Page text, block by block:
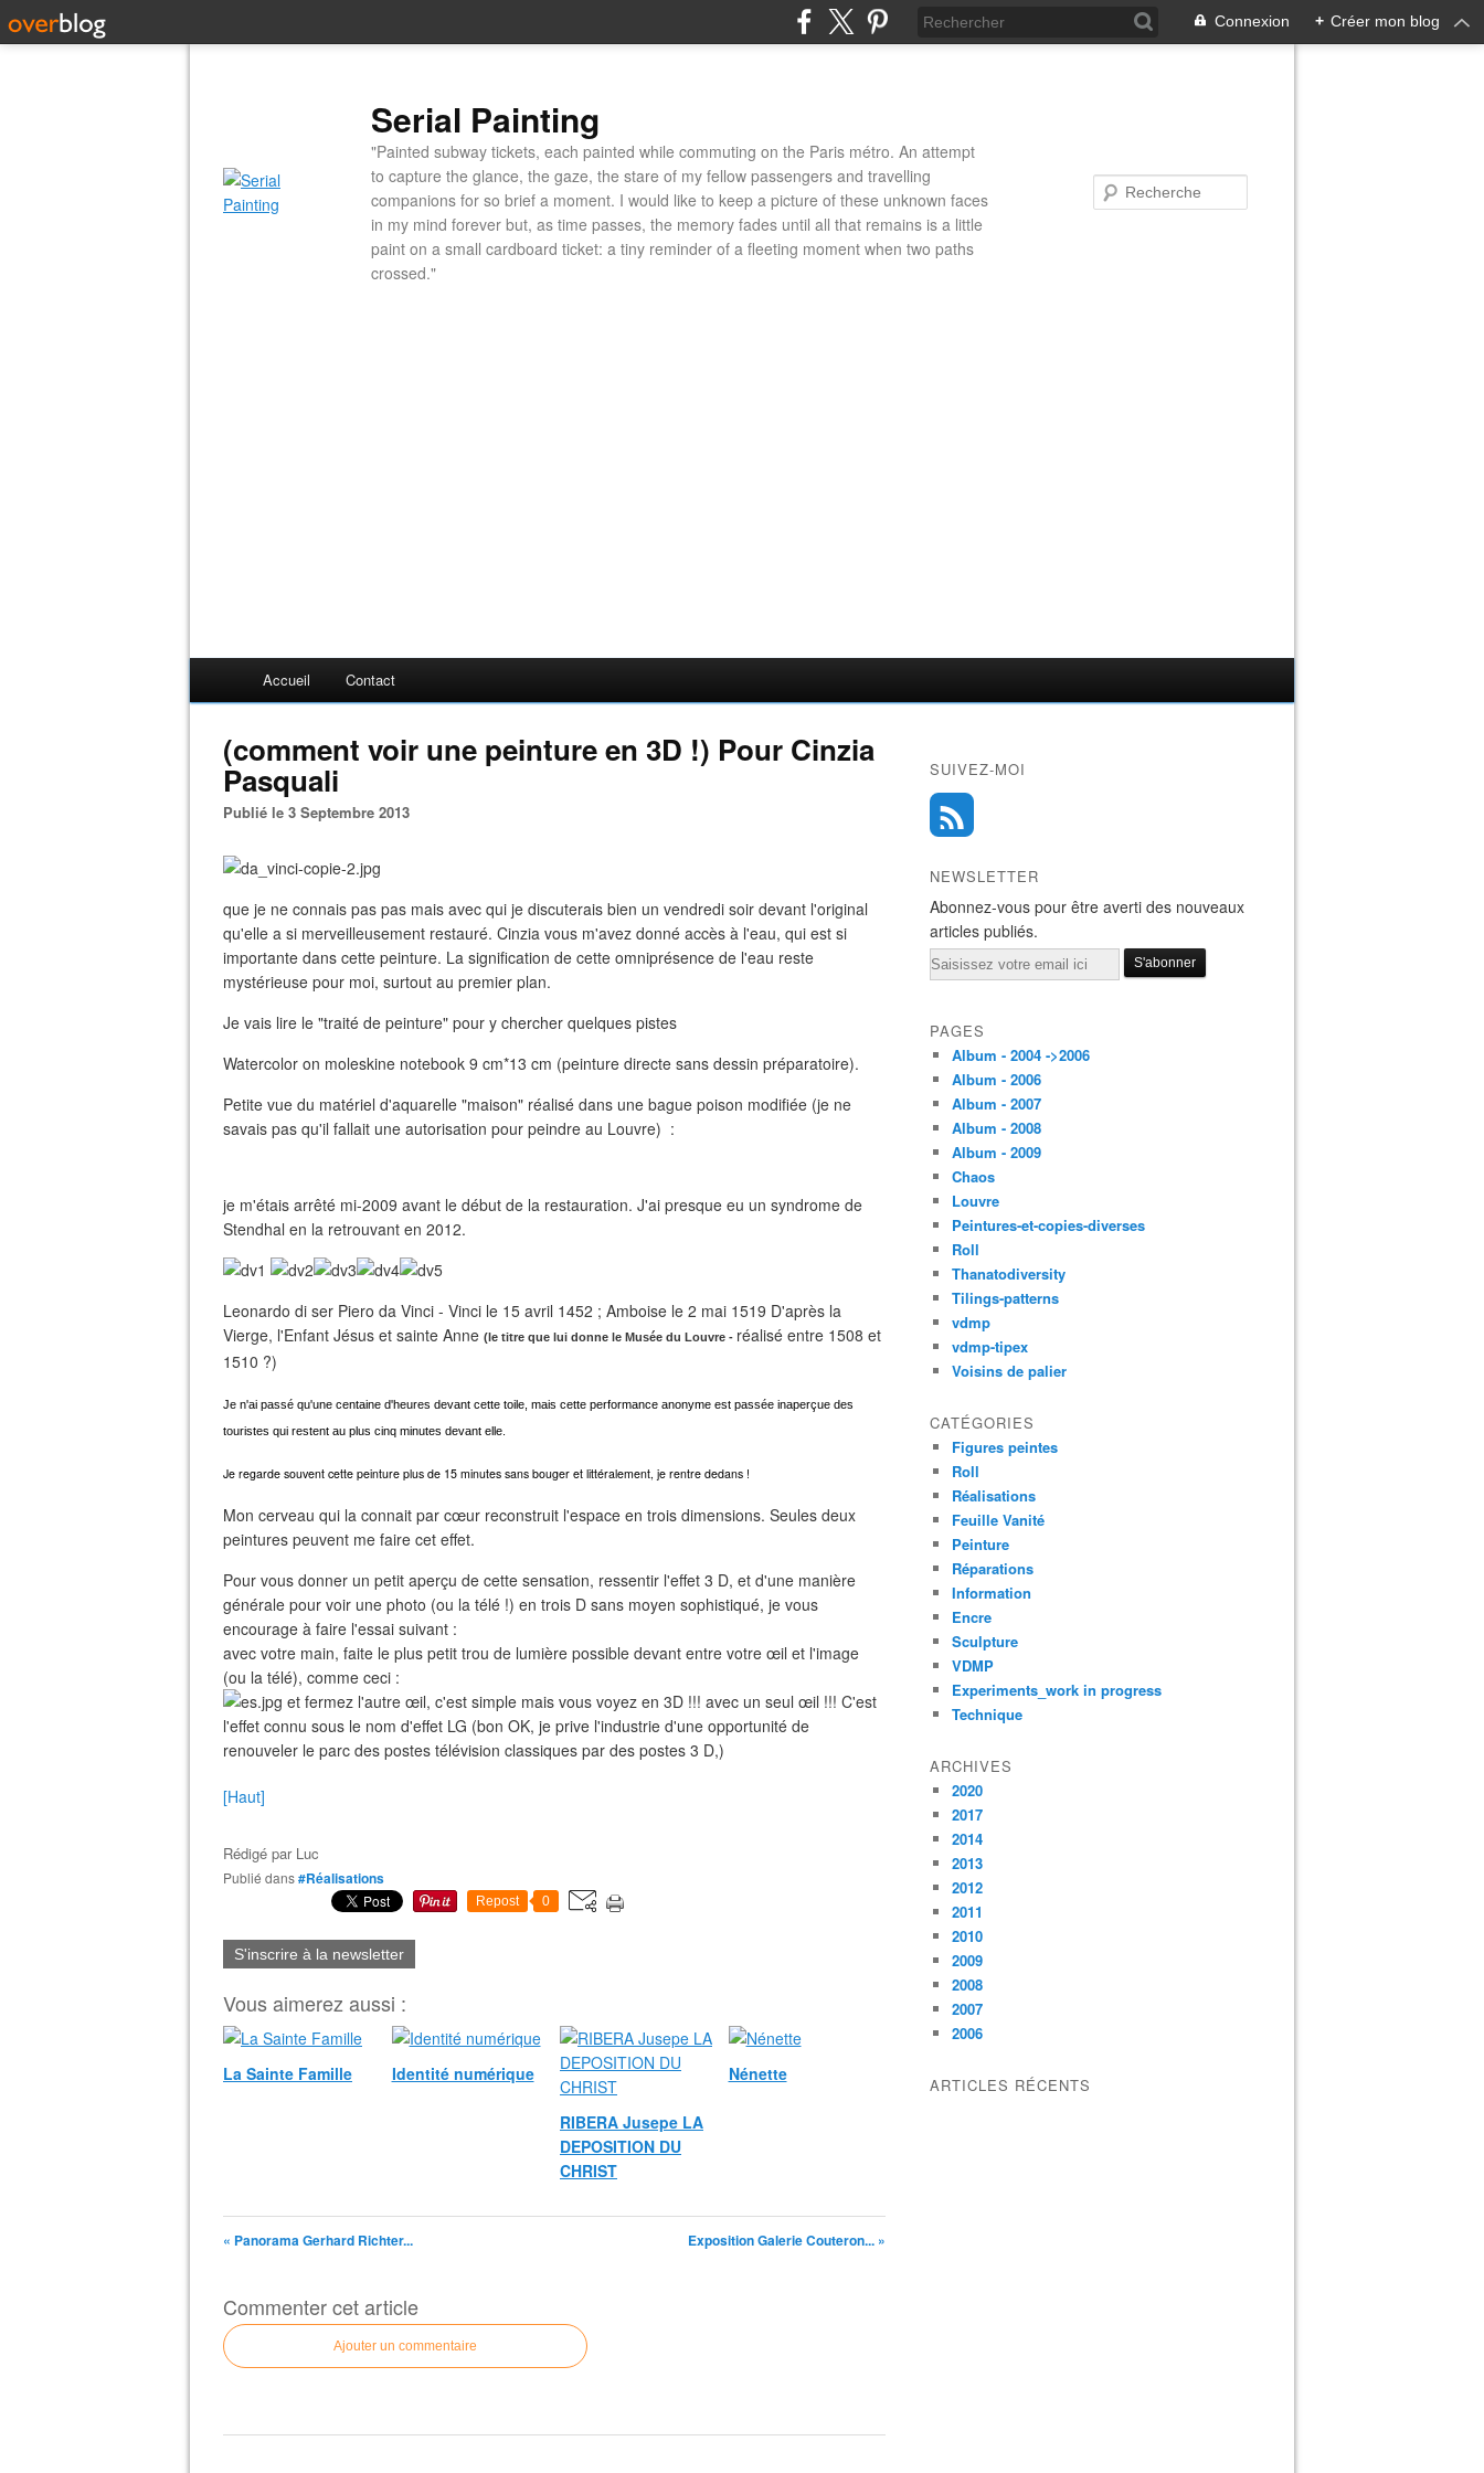
Connexion + Créer mon blog
Serial Painting
"Painted subway tickets, each painted while commuting on the Paris métro. An attempt
to capture the glance, the gaze, the stare of my fellow passengers and travelling
companions for so brief a moment. I would like to keep a picture of these unknown faces
in my mind forever but, as time passes, the memory fades until all that remains is a little
paint on a small cardboard ticket: a tiny reminder of a fleeting moment when two paths
crossed."
Accueil Contact
(comment voir une peinture en 3D !) Pour Cinzia
Pasquali
Publié le 3 Septembre 2013
que je ne connais pas pas mais avec qui je discuterais bien un vendredi soir devant l'original
qu'elle a si merveilleusement restauré. Cinzia vous m'avez donné accès à l'eau, qui est si
importante dans cette peinture. La signification de cette omniprésence de l'eau reste
mystérieuse pour moi, surtout au premier plan.
Je vais lire le "traité de peinture" pour y chercher quelques pistes
Watercolor on moleskine notebook 9 cm*13 cm (peinture directe sans dessin préparatoire).
Petite vue du matériel d'aquarelle "maison" réalisé dans une bague poison modifiée (je ne
savais pas qu'il fallait une autorisation pour peindre au Louvre) :
je m'étais arrêté mi-2009 avant le début de la restauration. J'ai presque eu un syndrome de
Stendhal en la retrouvant en 2012.
Leonardo di ser Piero da Vinci - Vinci le 15 avril 1452 ; Amboise le 2 mai 1519 D'après la
Vierge, l'Enfant Jésus et sainte Anne (le titre que lui donne le Musée du Louvre - réalisé entre 1508 et
1510 ?)
Je n'ai passé qu'une centaine d'heures devant cette toile, mais cette performance anonyme est passée inaperçue des
touristes qui restent au plus cinq minutes devant elle.
Je regarde souvent cette peinture plus de 15 minutes sans bouger et littéralement, je rentre dedans !
Mon cerveau qui la connait par cœur reconstruit l'espace en trois dimensions. Seules deux
peintures peuvent me faire cet effet.
Pour vous donner un petit aperçu de cette sensation, ressentir l'effet 3 D, et d'une manière
générale pour voir une photo (ou la télé !) en trois D sans moyen sophistiqué, je vous
encourage à faire l'essai suivant :
avec votre main, faite le plus petit trou de lumière possible devant entre votre œil et l'image
(ou la télé), comme ceci :
et fermez l'autre œil, c'est simple mais vous voyez en 3D !!! avec un seul œil !!! C'est
l'effet connu sous le nom d'effet LG (bon OK, je prive l'industrie d'une opportunité de
renouveler le parc des postes télévision classiques par des postes 3 D,)
[Haut]
Rédigé par Luc
Publié dans#Réalisations
Repost 0
S'inscrire à la newsletter
Vous aimerez aussi :
La Sainte Famille Identité numérique
RIBERA Jusepe LA
DEPOSITION DU
CHRIST
Nénette
« Panorama Gerhard Richter... Exposition Galerie Couteron... »
Commenter cet article
Ajouter un commentaire
SUIVEZ-MOI
NEWSLETTER
Abonnez-vous pour être averti des nouveaux
articles publiés.
Email
PAGES
Album - 2004 ->2006
Album - 2006
Album - 2007
Album - 2008
Album - 2009
Chaos
Louvre
Peintures-et-copies-diverses
Roll
Thanatodiversity
Tilings-patterns
vdmp
vdmp-tipex
Voisins de palier
CATÉGORIES
Figures peintes
Roll
Réalisations
Feuille Vanité
Peinture
Réparations
Information
Encre
Sculpture
VDMP
Experiments_work in progress
Technique
ARCHIVES
2020
2017
2014
2013
2012
2011
2010
2009
2008
2007
2006
ARTICLES RÉCENTS